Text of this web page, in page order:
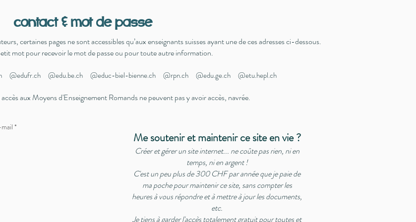
contact & mot de passe
certaines pages ne sont accessibles qu’aux enseignants suisses ayant une de ces adresses ci-dessous.
mot pour recevoir le mot de passe ou pour toute autre information.
@edufr.ch @edu.be.ch @educ-biel-bienne.ch @rpn.ch @edu.ge.ch @etu.hepl.ch
aux Moyens d'Enseignement Romands ne peuvent pas y avoir accès, navrée.
Me soutenir et maintenir ce site en vie ?
Créer et gérer un site internet... ne coûte pas rien, ni en
temps, ni en argent !
C'est un peu plus de 300 CHF par année que je paie de
ma poche pour maintenir ce site, sans compter les
heures à vous répondre et à mettre à jour les documents,
etc.
Je tiens à garder l'accès totalement gratuit pour toutes et